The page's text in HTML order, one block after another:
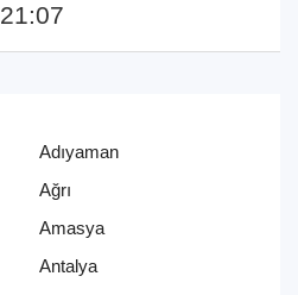
21:07
Adıyaman
Ağrı
Amasya
Antalya